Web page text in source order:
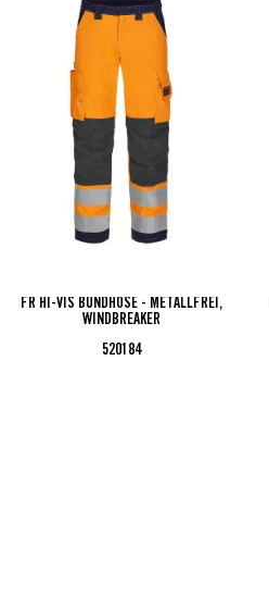
FR HI-VIS BUNDHOSE - METALLFREI,
WINDBREAKER
520184